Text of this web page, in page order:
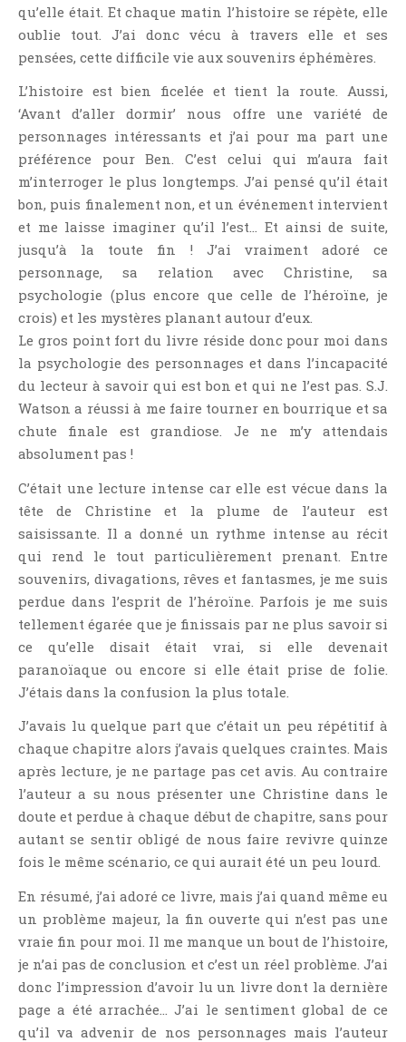
Point Lecture
Policier Et Suspense
Post Apocalyptique
Rendez-Vous Livresques
Road-Book
Roman
Roman Noir
Romance
Romance Contemporaine
SF Et Fantasy
Surnaturel
Swaps Et Challenges
Tag
Témoignage
Throwback Thursday Livresque
Top Ten Tuesday
Wish-List
Young Adult
qu’elle était. Et chaque matin l’histoire se répète, elle
oublie tout. J’ai donc vécu à travers elle et ses
pensées, cette difficile vie aux souvenirs éphémères.
L’histoire est bien ficelée et tient la route. Aussi,
‘Avant d’aller dormir’ nous offre une variété de
personnages intéressants et j’ai pour ma part une
préférence pour Ben. C’est celui qui m’aura fait
m’interroger le plus longtemps. J’ai pensé qu’il était
bon, puis finalement non, et un événement intervient
et me laisse imaginer qu’il l’est… Et ainsi de suite,
jusqu’à la toute fin ! J’ai vraiment adoré ce
personnage, sa relation avec Christine, sa
psychologie (plus encore que celle de l’héroïne, je
crois) et les mystères planant autour d’eux.
Le gros point fort du livre réside donc pour moi dans
la psychologie des personnages et dans l’incapacité
du lecteur à savoir qui est bon et qui ne l’est pas. S.J.
Watson a réussi à me faire tourner en bourrique et sa
chute finale est grandiose. Je ne m’y attendais
absolument pas !
C’était une lecture intense car elle est vécue dans la
tête de Christine et la plume de l’auteur est
saisissante. Il a donné un rythme intense au récit
qui rend le tout particulièrement prenant. Entre
souvenirs, divagations, rêves et fantasmes, je me suis
perdue dans l’esprit de l’héroïne. Parfois je me suis
tellement égarée que je finissais par ne plus savoir si
ce qu’elle disait était vrai, si elle devenait
paranoïaque ou encore si elle était prise de folie.
J’étais dans la confusion la plus totale.
J’avais lu quelque part que c’était un peu répétitif à
chaque chapitre alors j’avais quelques craintes. Mais
après lecture, je ne partage pas cet avis. Au contraire
l’auteur a su nous présenter une Christine dans le
doute et perdue à chaque début de chapitre, sans pour
autant se sentir obligé de nous faire revivre quinze
fois le même scénario, ce qui aurait été un peu lourd.
En résumé, j’ai adoré ce livre, mais j’ai quand même eu
un problème majeur, la fin ouverte qui n’est pas une
vraie fin pour moi. Il me manque un bout de l’histoire,
je n’ai pas de conclusion et c’est un réel problème. J’ai
donc l’impression d’avoir lu un livre dont la dernière
page a été arrachée… J’ai le sentiment global de ce
qu’il va advenir de nos personnages mais l’auteur